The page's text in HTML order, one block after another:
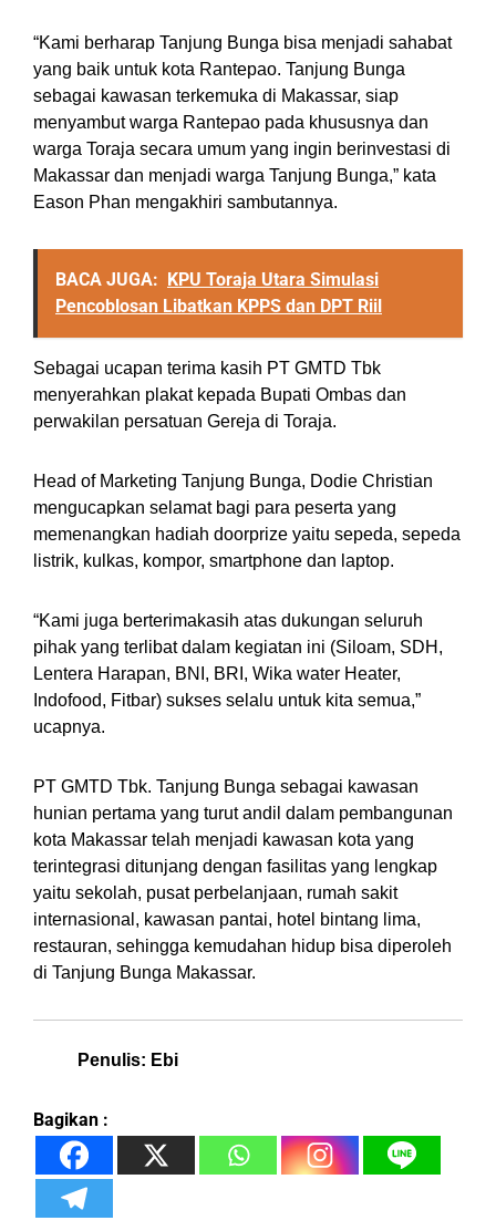
“Kami berharap Tanjung Bunga bisa menjadi sahabat
yang baik untuk kota Rantepao. Tanjung Bunga
sebagai kawasan terkemuka di Makassar, siap
menyambut warga Rantepao pada khususnya dan
warga Toraja secara umum yang ingin berinvestasi di
Makassar dan menjadi warga Tanjung Bunga,” kata
Eason Phan mengakhiri sambutannya.
BACA JUGA: KPU Toraja Utara Simulasi
Pencoblosan Libatkan KPPS dan DPT Riil
Sebagai ucapan terima kasih PT GMTD Tbk
menyerahkan plakat kepada Bupati Ombas dan
perwakilan persatuan Gereja di Toraja.
Head of Marketing Tanjung Bunga, Dodie Christian
mengucapkan selamat bagi para peserta yang
memenangkan hadiah doorprize yaitu sepeda, sepeda
listrik, kulkas, kompor, smartphone dan laptop.
“Kami juga berterimakasih atas dukungan seluruh
pihak yang terlibat dalam kegiatan ini (Siloam, SDH,
Lentera Harapan, BNI, BRI, Wika water Heater,
Indofood, Fitbar) sukses selalu untuk kita semua,”
ucapnya.
PT GMTD Tbk. Tanjung Bunga sebagai kawasan
hunian pertama yang turut andil dalam pembangunan
kota Makassar telah menjadi kawasan kota yang
terintegrasi ditunjang dengan fasilitas yang lengkap
yaitu sekolah, pusat perbelanjaan, rumah sakit
internasional, kawasan pantai, hotel bintang lima,
restauran, sehingga kemudahan hidup bisa diperoleh
di Tanjung Bunga Makassar.
Penulis: Ebi
Bagikan :